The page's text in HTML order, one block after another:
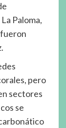
Paloma,
fueron
pero
sectores
se